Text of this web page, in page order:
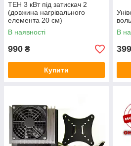
ТЕН 3 кВт під затискач 2
(довжина нагрівального
елемента 20 см)
В наявності
990 ₴
Купити
В
399